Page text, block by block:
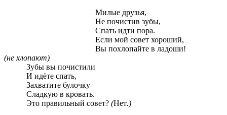
Милые друзья,
Не почистив зубы,
Спать идти пора.
Если мой совет хороший,
Вы похлопайте в ладоши!
(не хлопают)
Зубы вы почистили
И идёте спать,
Захватите булочку
Сладкую в кровать.
Это правильный совет? (Нет.)